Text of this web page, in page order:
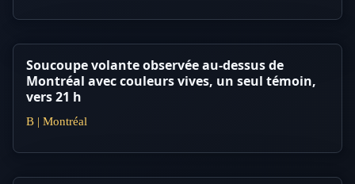
Soucoupe volante observée au-dessus de
Montréal avec couleurs vives, un seul témoin,
vers 21 h
B | Montréal